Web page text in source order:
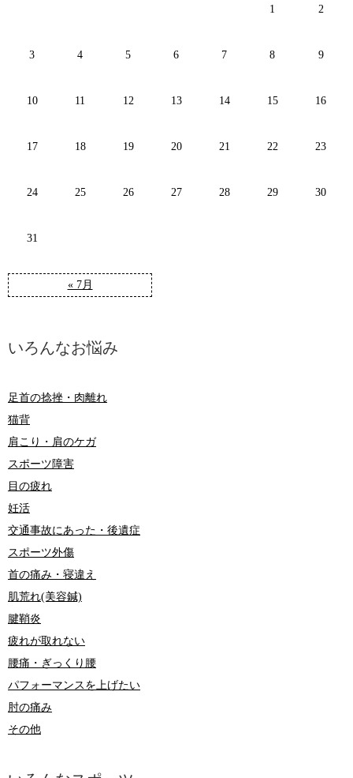
« 7月
1 2
3 4 5 6 7 8 9
10 11 12 13 14 15 16
17 18 19 20 21 22 23
24 25 26 27 28 29 30
31
いろんなお悩み
足首の捻挫・肉離れ
猫背
肩こり・肩のケガ
スポーツ障害
目の疲れ
妊活
交通事故にあった・後遺症
スポーツ外傷
首の痛み・寝違え
肌荒れ(美容鍼)
腱鞘炎
疲れが取れない
腰痛・ぎっくり腰
パフォーマンスを上げたい
肘の痛み
その他